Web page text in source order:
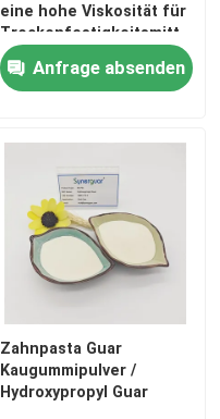
eine hohe Viskosität für
Anfrage absenden
Zahnpasta Guar
Kaugummipulver /
Hydroxypropyl Guar